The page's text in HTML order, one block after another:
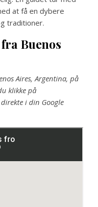
at få en dybere
traditioner.
Buenos
Aires, Argentina, på
klikke på
i din Google